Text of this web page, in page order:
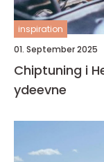
inspiration
01. September 2025
Chiptuning i
ydeevne